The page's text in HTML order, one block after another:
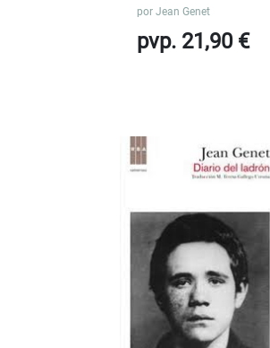
por Jean Genet
pvp. 21,90 €